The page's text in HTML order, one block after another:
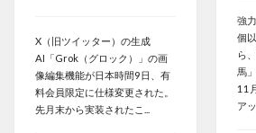
X（旧ツイッター）の生成
AI「Grok（グロック）」の画
像編集機能が日本時間9日、有
料会員限定に仕様変更された。
先月末から実装されたこ...
強
個
ら
馬
11
ア